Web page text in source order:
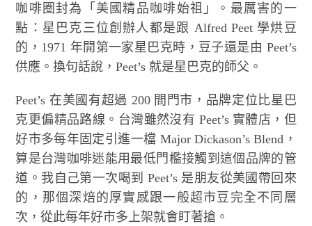
咖啡圈封為「美國精品咖啡始祖」。最厲害的一
點：星巴克三位創辦人都是跟 Alfred Peet 學烘豆
的，1971 年開第一家星巴克時，豆子還是由 Peet’s
供應。換句話說，Peet’s 就是星巴克的師父。
Peet’s 在美國有超過 200 間門市，品牌定位比星巴
克更偏精品路線。台灣雖然沒有 Peet’s 實體店，但
好市多每年固定引進一檔 Major Dickason’s Blend，
算是台灣咖啡迷能用最低門檻接觸到這個品牌的管
道。我自己第一次喝到 Peet’s 是朋友從美國帶回來
的，那個深焙的厚實感跟一般超市豆完全不同層
次，從此每年好市多上架就會盯著搶。